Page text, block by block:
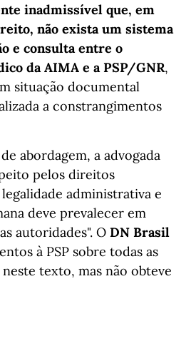
inadmissível que, em
não exista um sistema
e consulta entre o
da AIMA e a PSP/GNR,
situação documental
a constrangimentos
abordagem, a advogada
pelos direitos
administrativa e
deve prevalecer em
autoridades". O DN Brasil
à PSP sobre todas as
texto, mas não obteve